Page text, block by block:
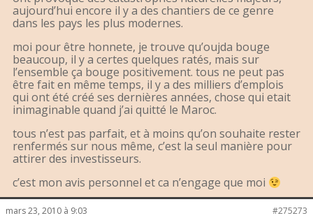
aujourd’hui encore il y a des chantiers de ce genre
dans les pays les plus modernes.
moi pour être honnete, je trouve qu’oujda bouge
beaucoup, il y a certes quelques ratés, mais sur
l’ensemble ça bouge positivement. tous ne peut pas
être fait en même temps, il y a des milliers d’emplois
qui ont été créé ses dernières années, chose qui etait
inimaginable quand j’ai quitté le Maroc.
tous n’est pas parfait, et à moins qu’on souhaite rester
renfermés sur nous même, c’est la seul manière pour
attirer des investisseurs.
c’est mon avis personnel et ca n’engage que moi
mars 23, 2010 à 9:03 #275273